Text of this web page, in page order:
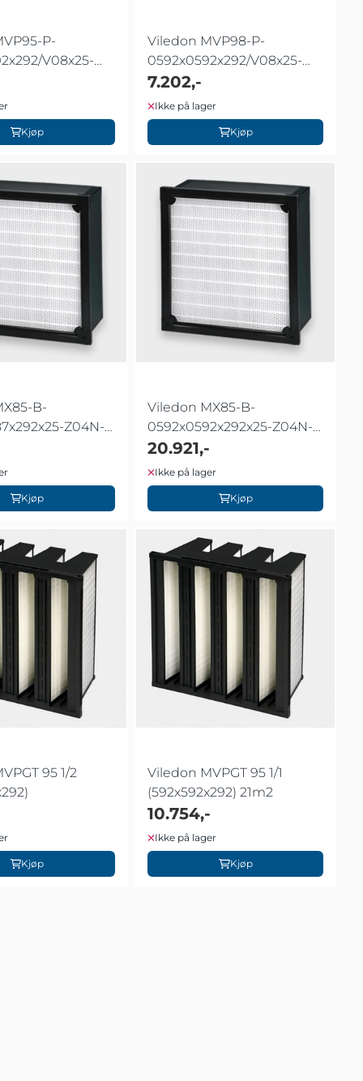
P-
V08x25-
Kjøp
Viledon MVP98-P-
0592x0592x292/V08x25-
Z00N
7.202,-
Ikke på lager
Kjøp
B-
Z04N-
Kjøp
Viledon MX85-B-
0592x0592x292x25-Z04N-
B84 ACA
20.921,-
Ikke på lager
Kjøp
95 1/2
Kjøp
Viledon MVPGT 95 1/1
(592x592x292) 21m2
10.754,-
Ikke på lager
Kjøp